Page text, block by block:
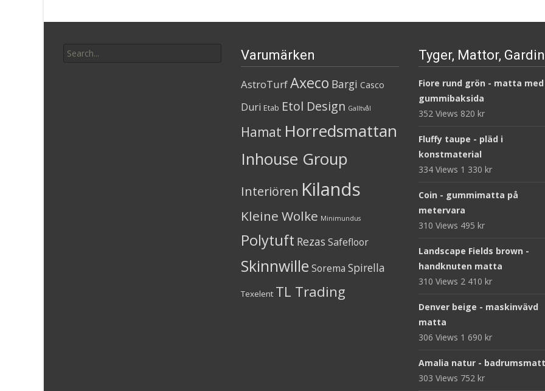
for:
Varumärken
AstroTurfAxeco Bargi Casco
Duri Etab Etol Design Galltvål
Hamat Horredsmattan
Inhouse Group
Interiören Kilands
Kleine Wolke Minimundus
Polytuft Rezas Safefloor
Skinnwille Sorema Spirella
Texelent TL Trading
Tyger, Mattor,
Fiore rund grön - matta med
gummibaksida
352 Views 820 kr
Fluffy taupe - pläd i
konstmaterial
334 Views 1 330 kr
Coin - gummimatta på
metervara
310 Views 495 kr
Landscape Fields brown -
handknuten matta
310 Views 2 410 kr
Denver beige - maskinvävd
matta
306 Views 1 690 kr
Amalia natur -
303 Views 752 kr